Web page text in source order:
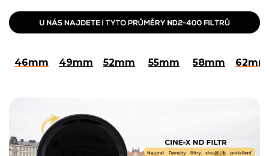
46mm 49mm 52mm 55mm 58mm 62mm